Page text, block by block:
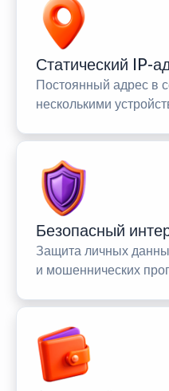
Статический IP-
Постоянный адрес в
несколькими
Безопасный
Защита личных
и мошеннических